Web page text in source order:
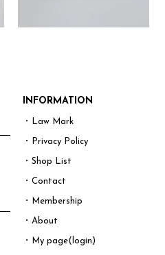
INFORMATION
・Law Mark
・Privacy Policy
・Shop List
・Contact
・Membership
・About
・My page(login)